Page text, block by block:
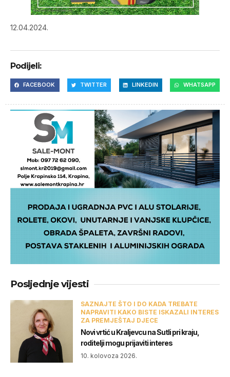
12.04.2024.
Podijeli:
FACEBOOK TWITTER LINKEDIN WHATSAPP
Posljednje vijesti
SAZNAJTE ŠTO I DO KADA TREBATE
NAPRAVITI KAKO BISTE ISKAZALI INTERES
ZA PREMJEŠTAJ DJECE
Novi vrtić u Kraljevcu na Sutli pri kraju,
roditelji mogu prijaviti interes
10. kolovoza 2026.